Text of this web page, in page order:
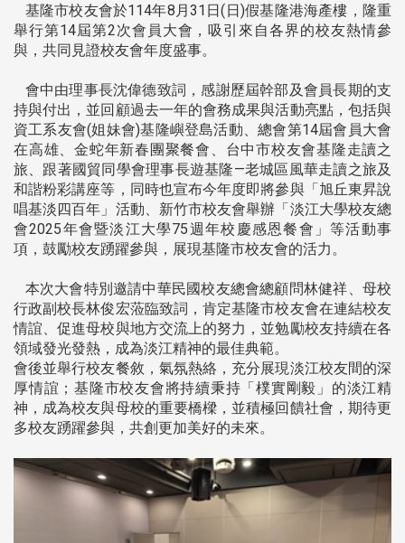
基隆市校友會於114年8月31日(日)假基隆港海產樓，隆重
舉行第14屆第2次會員大會，吸引來自各界的校友熱情參
與，共同見證校友會年度盛事。
會中由理事長沈偉德致詞，感謝歷屆幹部及會員長期的支
持與付出，並回顧過去一年的會務成果與活動亮點，包括與
資工系友會(姐妹會)基隆嶼登島活動、總會第14屆會員大會
在高雄、金蛇年新春團聚餐會、台中市校友會基隆走讀之
旅、跟著國貿同學會理事長遊基隆—老城區風華走讀之旅及
和諧粉彩講座等，同時也宣布今年度即將參與「旭丘東昇說
唱基淡四百年」活動、新竹市校友會舉辦「淡江大學校友總
會2025年會暨淡江大學75週年校慶感恩餐會」等活動事
項，鼓勵校友踴躍參與，展現基隆市校友會的活力。
本次大會特別邀請中華民國校友總會總顧問林健祥、母校
行政副校長林俊宏蒞臨致詞，肯定基隆市校友會在連結校友
情誼、促進母校與地方交流上的努力，並勉勵校友持續在各
領域發光發熱，成為淡江精神的最佳典範。
會後並舉行校友餐敘，氣氛熱絡，充分展現淡江校友間的深
厚情誼；基隆市校友會將持續秉持「樸實剛毅」的淡江精
神，成為校友與母校的重要橋樑，並積極回饋社會，期待更
多校友踴躍參與，共創更加美好的未來。